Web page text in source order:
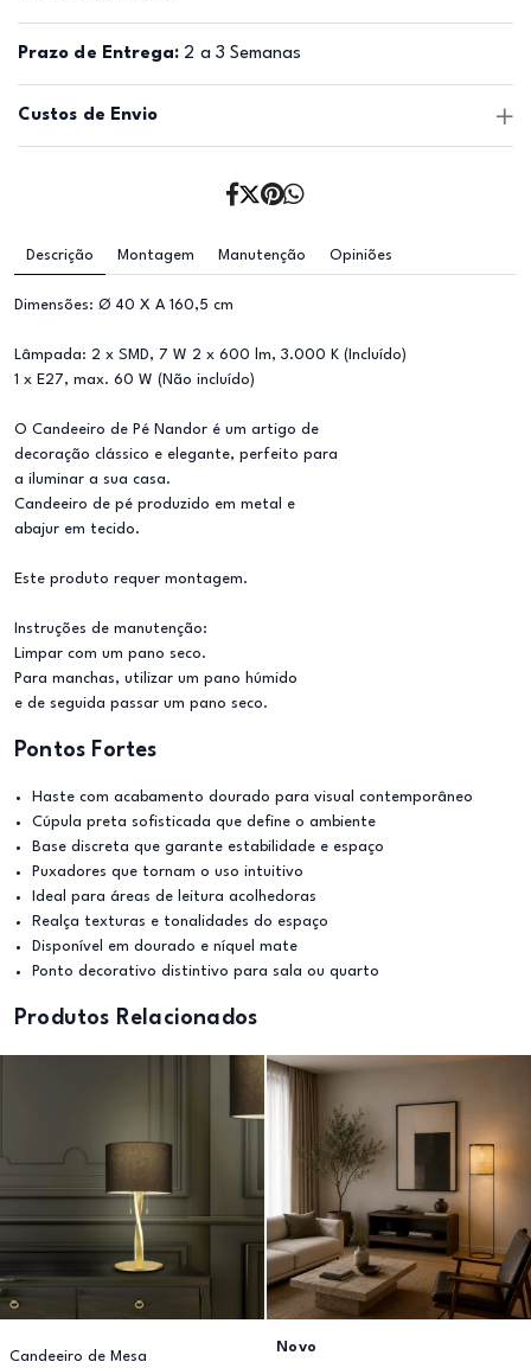
Prazo de Entrega: 2 a 3 Semanas
Custos de Envio
Descrição Montagem Manutenção Opiniões
Dimensões: Ø 40 X A 160,5 cm
Lâmpada: 2 x SMD, 7 W 2 x 600 lm, 3.000 K (Incluído)
1 x E27, max. 60 W (Não incluído)
O Candeeiro de Pé Nandor é um artigo de
decoração clássico e elegante, perfeito para
a iluminar a sua casa.
Candeeiro de pé produzido em metal e
abajur em tecido.
Este produto requer montagem.
Instruções de manutenção:
Limpar com um pano seco.
Para manchas, utilizar um pano húmido
e de seguida passar um pano seco.
Pontos Fortes
Haste com acabamento dourado para visual contemporâneo
Cúpula preta sofisticada que define o ambiente
Base discreta que garante estabilidade e espaço
Puxadores que tornam o uso intuitivo
Ideal para áreas de leitura acolhedoras
Realça texturas e tonalidades do espaço
Disponível em dourado e níquel mate
Ponto decorativo distintivo para sala ou quarto
Produtos Relacionados
Candeeiro de Mesa
Novo